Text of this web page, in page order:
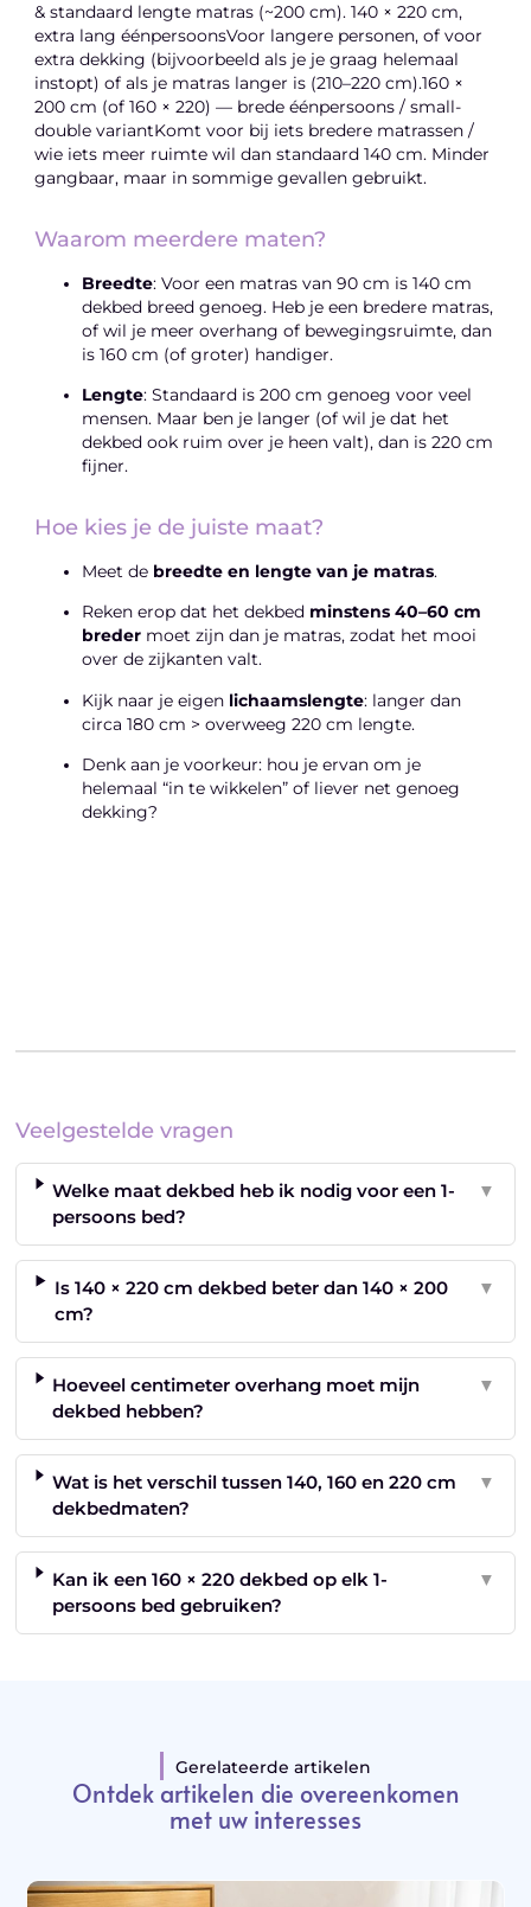
& standaard lengte matras (~200 cm). 140 × 220 cm,
extra lang éénpersoonsVoor langere personen, of voor
extra dekking (bijvoorbeeld als je je graag helemaal
instopt) of als je matras langer is (210–220 cm).160 ×
200 cm (of 160 × 220) — brede éénpersoons / small-
double variantKomt voor bij iets bredere matrassen /
wie iets meer ruimte wil dan standaard 140 cm. Minder
gangbaar, maar in sommige gevallen gebruikt.
Waarom meerdere maten?
Breedte: Voor een matras van 90 cm is 140 cm
dekbed breed genoeg. Heb je een bredere matras,
of wil je meer overhang of bewegingsruimte, dan
is 160 cm (of groter) handiger.
Lengte: Standaard is 200 cm genoeg voor veel
mensen. Maar ben je langer (of wil je dat het
dekbed ook ruim over je heen valt), dan is 220 cm
fijner.
Hoe kies je de juiste maat?
Meet de breedte en lengte van je matras.
Reken erop dat het dekbed minstens 40–60 cm
breder moet zijn dan je matras, zodat het mooi
over de zijkanten valt.
Kijk naar je eigen lichaamslengte: langer dan
circa 180 cm > overweeg 220 cm lengte.
Denk aan je voorkeur: hou je ervan om je
helemaal “in te wikkelen” of liever net genoeg
dekking?
Veelgestelde vragen
Welke maat dekbed heb ik nodig voor een 1-
persoons bed?
▼
Is 140 × 220 cm dekbed beter dan 140 × 200
cm?
▼
Hoeveel centimeter overhang moet mijn
dekbed hebben?
▼
Wat is het verschil tussen 140, 160 en 220 cm
dekbedmaten?
▼
Kan ik een 160 × 220 dekbed op elk 1-
persoons bed gebruiken?
▼
Gerelateerde artikelen
Ontdek artikelen die overeenkomen
met uw interesses